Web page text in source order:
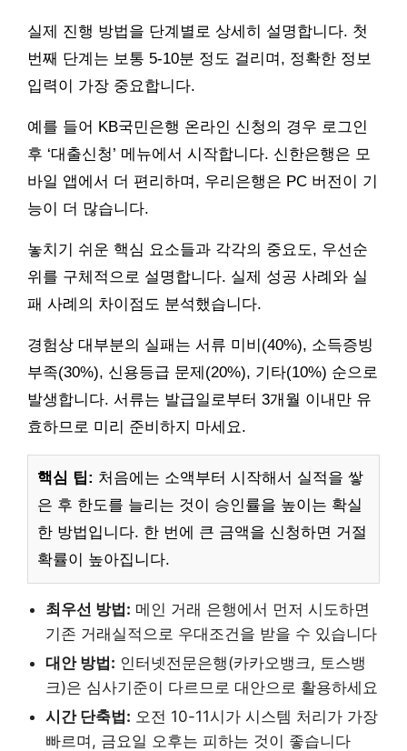
실제 진행 방법을 단계별로 상세히 설명합니다. 첫
번째 단계는 보통 5-10분 정도 걸리며, 정확한 정보
입력이 가장 중요합니다.
예를 들어 KB국민은행 온라인 신청의 경우 로그인
후 ‘대출신청’ 메뉴에서 시작합니다. 신한은행은 모
바일 앱에서 더 편리하며, 우리은행은 PC 버전이 기
능이 더 많습니다.
놓치기 쉬운 핵심 요소들과 각각의 중요도, 우선순
위를 구체적으로 설명합니다. 실제 성공 사례와 실
패 사례의 차이점도 분석했습니다.
경험상 대부분의 실패는 서류 미비(40%), 소득증빙
부족(30%), 신용등급 문제(20%), 기타(10%) 순으로
발생합니다. 서류는 발급일로부터 3개월 이내만 유
효하므로 미리 준비하지 마세요.
핵심 팁: 처음에는 소액부터 시작해서 실적을 쌓
은 후 한도를 늘리는 것이 승인률을 높이는 확실
한 방법입니다. 한 번에 큰 금액을 신청하면 거절
확률이 높아집니다.
최우선 방법: 메인 거래 은행에서 먼저 시도하면
기존 거래실적으로 우대조건을 받을 수 있습니다
대안 방법: 인터넷전문은행(카카오뱅크, 토스뱅
크)은 심사기준이 다르므로 대안으로 활용하세요
시간 단축법: 오전 10-11시가 시스템 처리가 가장
빠르며, 금요일 오후는 피하는 것이 좋습니다